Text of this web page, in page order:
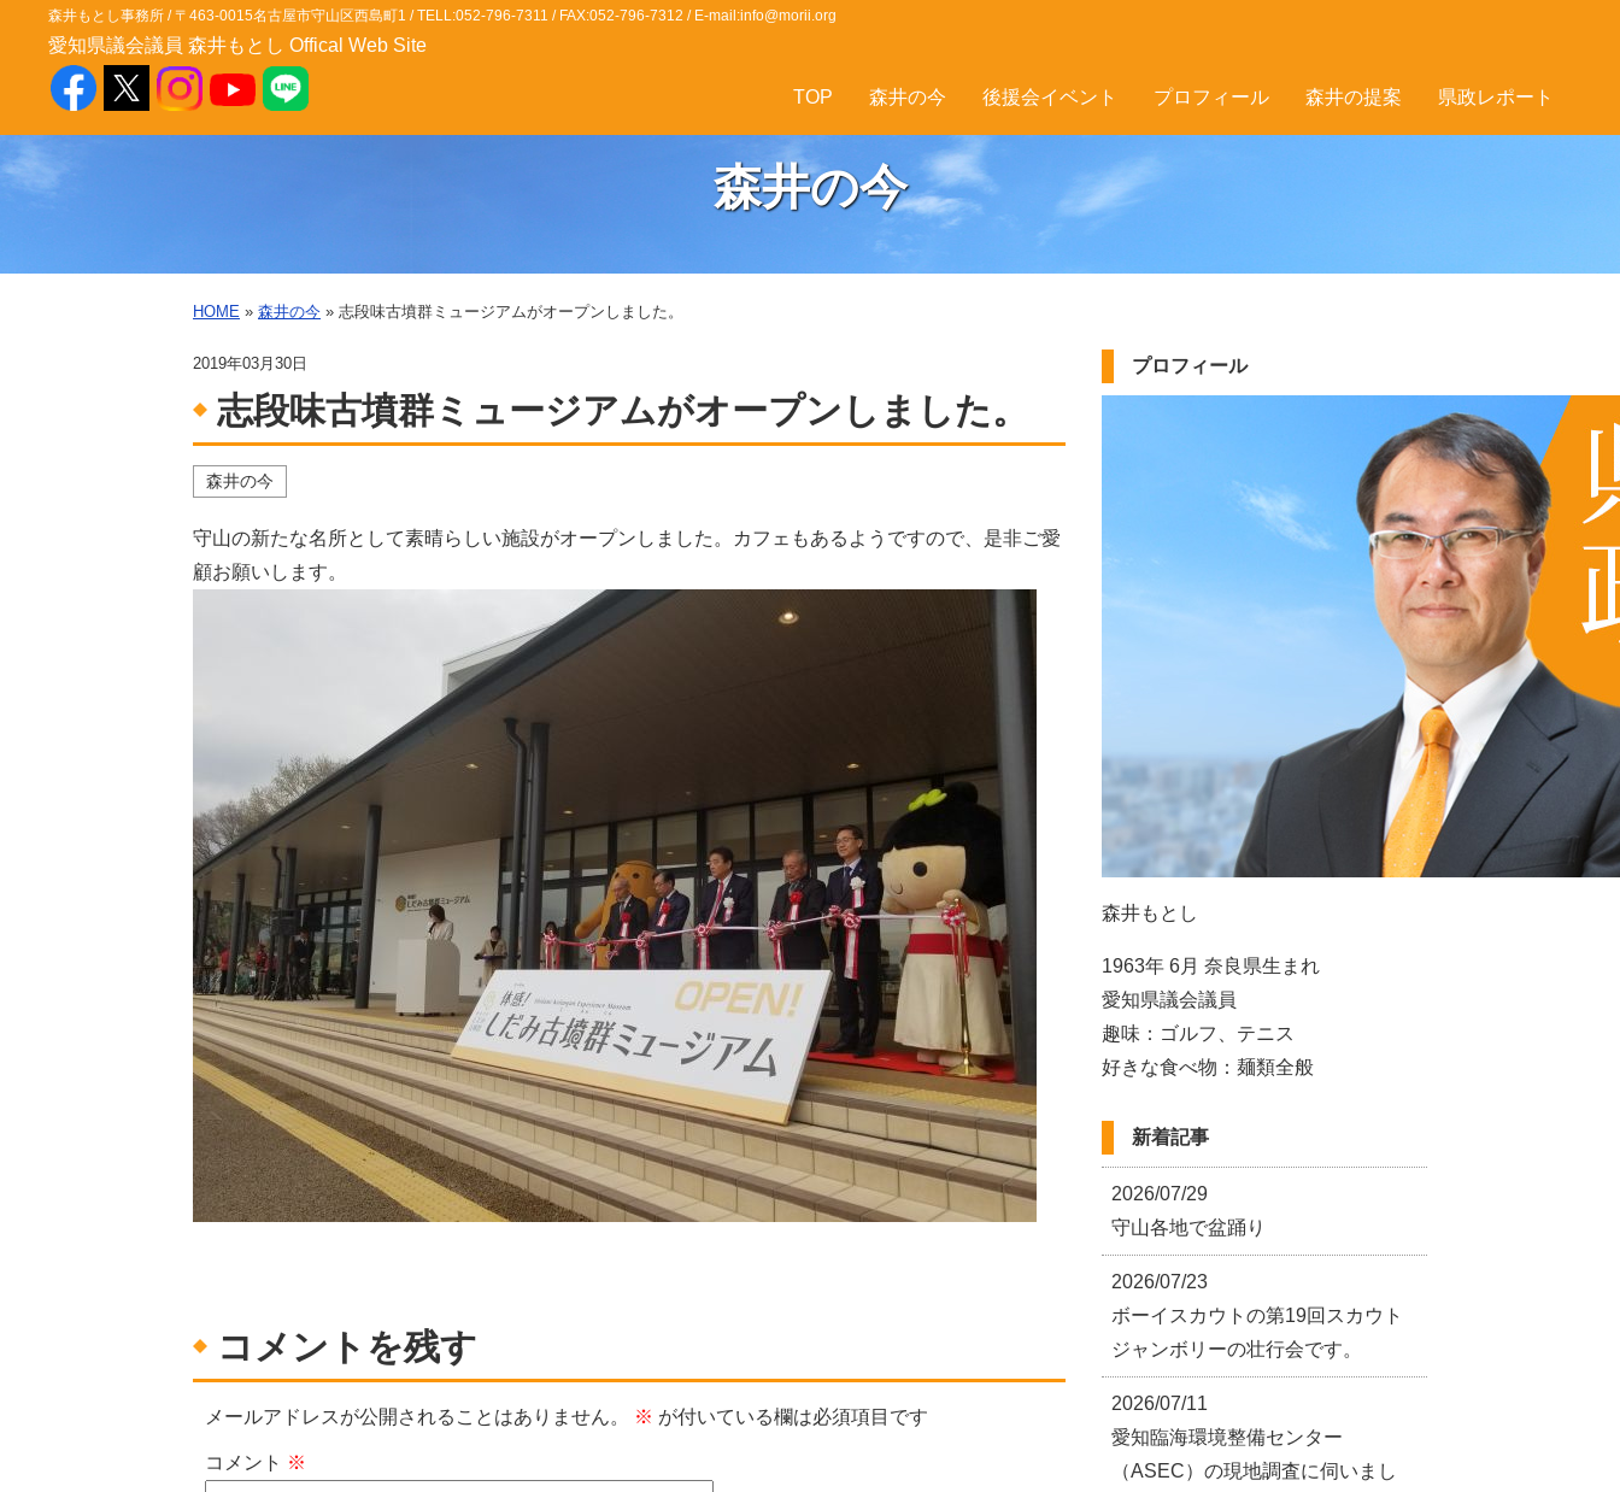
森井もとし事務所 / 〒463-0015名古屋市守山区西島町1 / TELL:052-796-7311 / FAX:052-796-7312 / E-mail:info@morii.org
愛知県議会議員 森井もとし Offical Web Site
TOP 森井の今 後援会イベント プロフィール 森井の提案 県政レポート
森井の今
HOME » 森井の今 » 志段味古墳群ミュージアムがオープンしました。
2019年03月30日
志段味古墳群ミュージアムがオープンしました。
森井の今
守山の新たな名所として素晴らしい施設がオープンしました。カフェもあるようですので、是非ご愛
顧お願いします。
コメントを残す
メールアドレスが公開されることはありません。 ※ が付いている欄は必須項目です
コメント ※
プロフィール
森井もとし
1963年 6月 奈良県生まれ
愛知県議会議員
趣味：ゴルフ、テニス
好きな食べ物：麺類全般
新着記事
2026/07/29
守山各地で盆踊り
2026/07/23
ボーイスカウトの第19回スカウト
ジャンボリーの壮行会です。
2026/07/11
愛知臨海環境整備センター
（ASEC）の現地調査に伺いまし